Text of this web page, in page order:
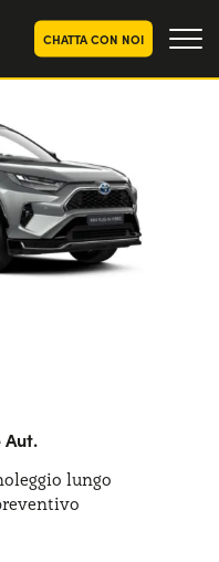
CHATTA CON NOI
TERMINE
Aut.
lungo